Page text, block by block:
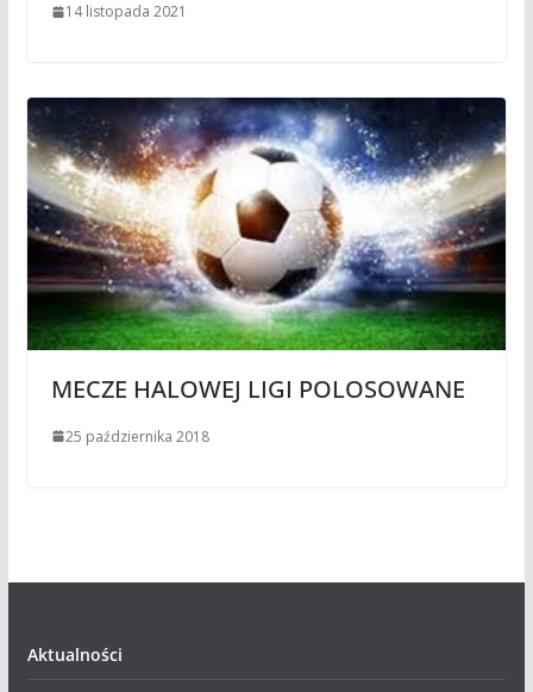
14 listopada 2021
MECZE HALOWEJ LIGI POLOSOWANE
25 października 2018
Aktualności